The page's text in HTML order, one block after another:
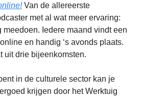
Van de allereerste
met al wat meer ervaring:
meedoen. Iedere maand vindt een
en handig ‘s avonds plaats.
uit drie bijeenkomsten.
in de culturele sector kan je
krijgen door het Werktuig